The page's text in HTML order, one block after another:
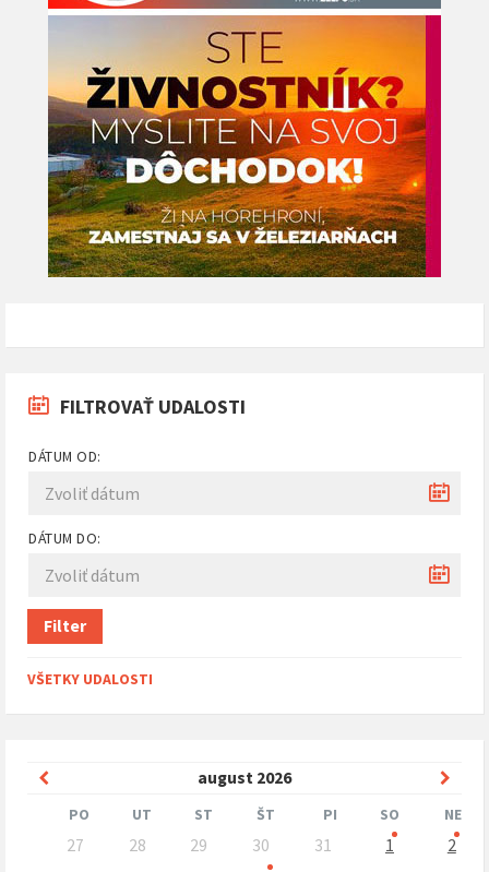
FILTROVAŤ UDALOSTI
DÁTUM OD:
DÁTUM DO:
Filter
VŠETKY UDALOSTI
august 2026
Predchádzajúci
mesiac
PO UT ST ŠT PI SO NE
Preskočit
kalendárne
27 28 29 30 31 1
2